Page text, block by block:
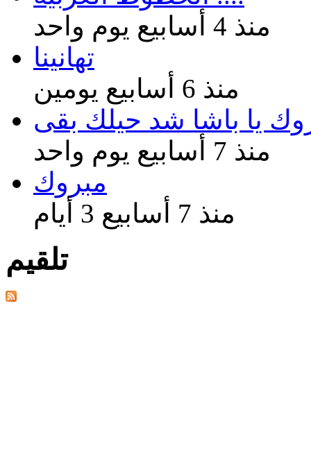
منذ 4 أسابيع يوم واحد
تهانينا
منذ 6 أسابيع يومين
يا باشا شد حيلك بقى
منذ 7 أسابيع يوم واحد
مبروك
منذ 7 أسابيع 3 أيام
تلقيم